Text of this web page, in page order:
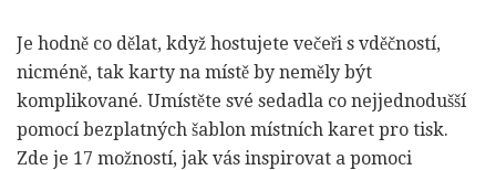
Je hodně co dělat, když hostujete večeři s vděčností,
nicméně, tak karty na místě by neměly být
komplikované. Umístěte své sedadla co nejjednodušší
pomocí bezplatných šablon místních karet pro tisk.
Zde je 17 možností, jak vás inspirovat a pomoci